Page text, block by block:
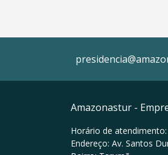
Amazonastur -
Horário de
Endereço: Av. Santos